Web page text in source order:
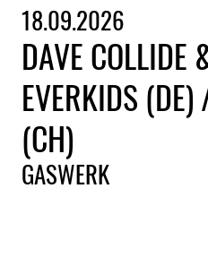
18.09.2026
DAVE COLLIDE
EVERKIDS
(CH)
GASWERK